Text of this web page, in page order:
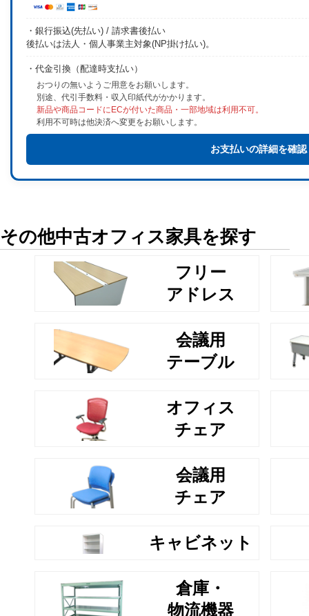
・銀行振込(先払い) / 請求書後払い
後払いは法人・個人事業主対象(NP掛け払い)。
・代金引換（配達時支払い）
おつりの無いようご用意をお願いします。
別途、代引手数料・収入印紙代がかかります。
新品や商品コードにECが付いた商品・一部地域は利用不可。
利用不可時は他決済へ変更をお願いします。
お支払いの詳細を確認
その他中古オフィス家具を探す
フリー
アドレス
会議用
テーブル
オフィス
チェア
会議用
チェア
キャビネット
倉庫・
物流機器